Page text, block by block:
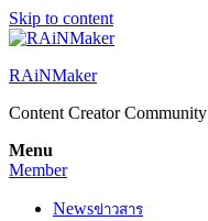
Skip to content
RAiNMaker
Content Creator Community
Menu
Member
Newsข่าวสาร